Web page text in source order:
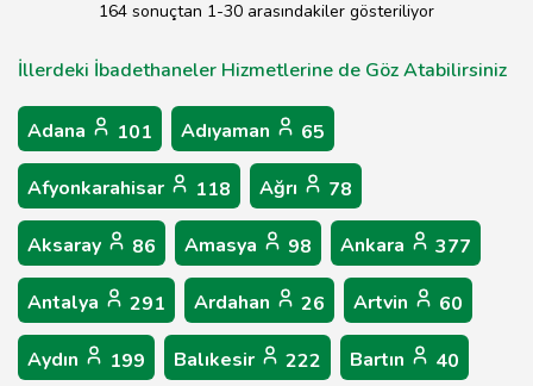
164 sonuçtan 1-30 arasındakiler gösteriliyor
İllerdeki İbadethaneler Hizmetlerine de Göz Atabilirsiniz
Adana 101 Adıyaman 65
Afyonkarahisar 118 Ağrı 78
Aksaray 86 Amasya 98 Ankara 377
Antalya 291 Ardahan 26 Artvin 60
Aydın 199 Balıkesir 222 Bartın 40